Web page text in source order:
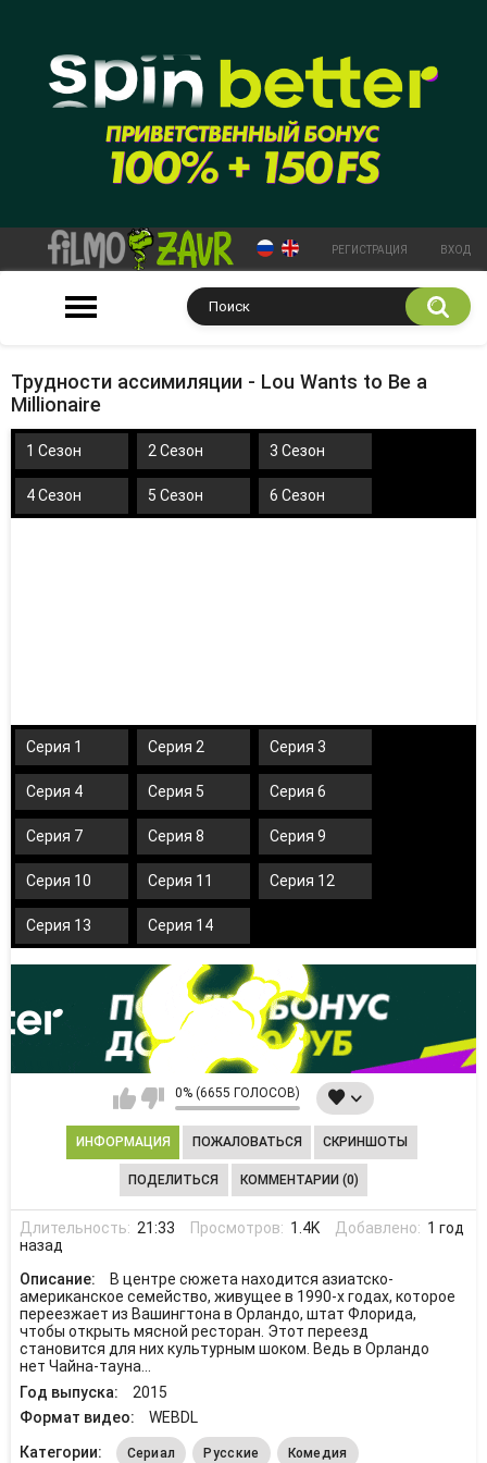
РЕГИСТРАЦИЯ ВХОД
Трудности ассимиляции - Lou Wants to Be a
Millionaire
1 Сезон 2 Сезон 3 Сезон
4 Сезон 5 Сезон 6 Сезон
Серия 1 Серия 2 Серия 3
Серия 4 Серия 5 Серия 6
Серия 7 Серия 8 Серия 9
Серия 10 Серия 11 Серия 12
Серия 13 Серия 14
0% (6655 ГОЛОСОВ)
ИНФОРМАЦИЯ ПОЖАЛОВАТЬСЯ СКРИНШОТЫ
ПОДЕЛИТЬСЯ КОММЕНТАРИИ (0)
Длительность: 21:33 Просмотров: 1.4K Добавлено: 1 год
назад
Описание:
В центре сюжета находится азиатско-
американское семейство, живущее в 1990-х годах, которое
переезжает из Вашингтона в Орландо, штат Флорида,
чтобы открыть мясной ресторан. Этот переезд
становится для них культурным шоком. Ведь в Орландо
нет Чайна-тауна...
Год выпуска:
2015
Формат видео:
WEBDL
Категории:
Сериал Русские Комедия